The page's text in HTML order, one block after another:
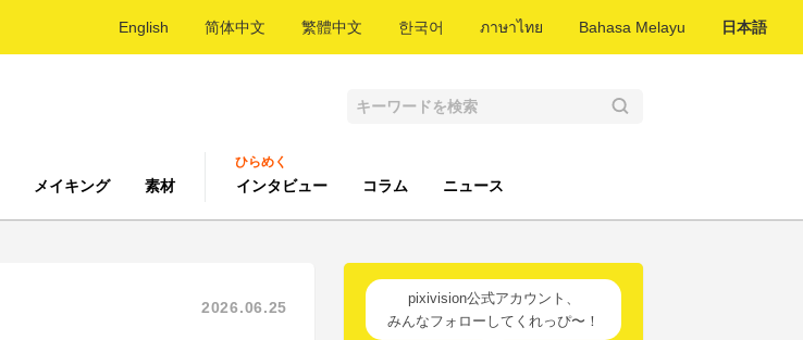
English 简体中文 繁體中文 한국어 ภาษาไทย Bahasa Melayu 日本語
メイキング 素材
ひらめく
インタビュー コラム ニュース
2026.06.25
pixivision公式アカウント、
みんなフォローしてくれっぴ〜！